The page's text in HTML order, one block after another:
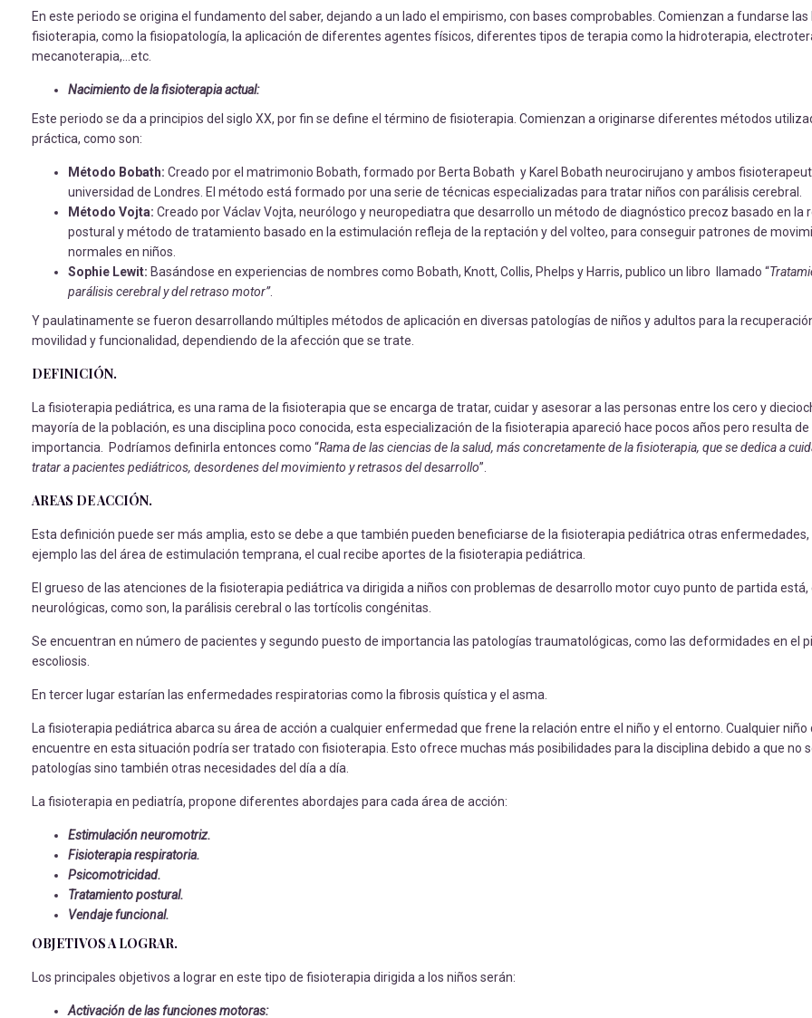
En este periodo se origina el fundamento del saber, dejando a un lado el empirismo, con bases comprobables. Comienzan a fundarse las
fisioterapia, como la fisiopatología, la aplicación de diferentes agentes físicos, diferentes tipos de terapia como la hidroterapia,
mecanoterapia,…etc.
Nacimiento de la fisioterapia actual:
Este periodo se da a principios del siglo XX, por fin se define el término de fisioterapia. Comienzan a originarse diferentes métodos
práctica, como son:
Método Bobath: Creado por el matrimonio Bobath, formado por Berta Bobath y Karel Bobath neurocirujano y ambos
universidad de Londres. El método está formado por una serie de técnicas especializadas para tratar niños con parálisis cerebral.
Método Vojta: Creado por Václav Vojta, neurólogo y neuropediatra que desarrollo un método de diagnóstico precoz basado en la
postural y método de tratamiento basado en la estimulación refleja de la reptación y del volteo, para conseguir patrones de
normales en niños.
Sophie Lewit: Basándose en experiencias de nombres como Bobath, Knott, Collis, Phelps y Harris, publico un libro llamado “
parálisis cerebral y del retraso motor”.
Y paulatinamente se fueron desarrollando múltiples métodos de aplicación en diversas patologías de niños y adultos para la
movilidad y funcionalidad, dependiendo de la afección que se trate.
DEFINICIÓN.
La fisioterapia pediátrica, es una rama de la fisioterapia que se encarga de tratar, cuidar y asesorar a las personas entre los cero y
mayoría de la población, es una disciplina poco conocida, esta especialización de la fisioterapia apareció hace pocos años pero resulta de
importancia. Podríamos definirla entonces como “Rama de las ciencias de la salud, más concretamente de la fisioterapia, que se dedica a
tratar a pacientes pediátricos, desordenes del movimiento y retrasos del desarrollo”.
AREAS DE ACCIÓN.
Esta definición puede ser más amplia, esto se debe a que también pueden beneficiarse de la fisioterapia pediátrica otras
ejemplo las del área de estimulación temprana, el cual recibe aportes de la fisioterapia pediátrica.
El grueso de las atenciones de la fisioterapia pediátrica va dirigida a niños con problemas de desarrollo motor cuyo punto de partida está,
neurológicas, como son, la parálisis cerebral o las tortícolis congénitas.
Se encuentran en número de pacientes y segundo puesto de importancia las patologías traumatológicas, como las deformidades en el
escoliosis.
En tercer lugar estarían las enfermedades respiratorias como la fibrosis quística y el asma.
La fisioterapia pediátrica abarca su área de acción a cualquier enfermedad que frene la relación entre el niño y el entorno. Cualquier niño
encuentre en esta situación podría ser tratado con fisioterapia. Esto ofrece muchas más posibilidades para la disciplina debido a que no
patologías sino también otras necesidades del día a día.
La fisioterapia en pediatría, propone diferentes abordajes para cada área de acción:
Estimulación neuromotriz.
Fisioterapia respiratoria.
Psicomotricidad.
Tratamiento postural.
Vendaje funcional.
OBJETIVOS A LOGRAR.
Los principales objetivos a lograr en este tipo de fisioterapia dirigida a los niños serán:
Activación de las funciones motoras: